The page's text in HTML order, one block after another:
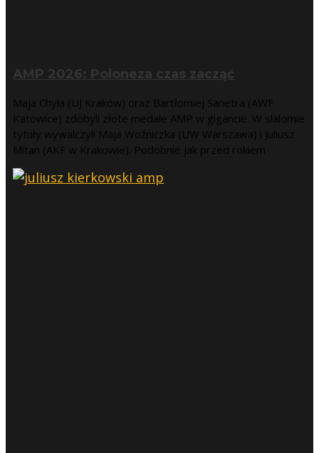
AMP 2026: Poloneza czas zacząć
Maja Chyla (UJ Kraków) oraz Bartłomiej Sanetra (AWF
Katowice) zdobyli złote medale AMP w gigancie. W slalomie
tytuły wywalczyli Maja Woźniczka (UW Warszawa) i Juliusz
Mitan (AKF w Krakowie). Podobnie jak przed rokiem